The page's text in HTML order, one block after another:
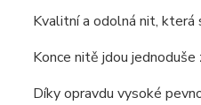
Kvalitní a odolná nit, která
Konce nitě jdou
Díky opravdu vysoké